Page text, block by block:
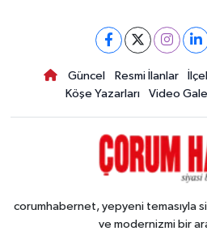
Güncel Resmi İlanlar
Köşe Yazarları
Video
corumhabernet, yepyeni temasıyla
ve modernizmi bir